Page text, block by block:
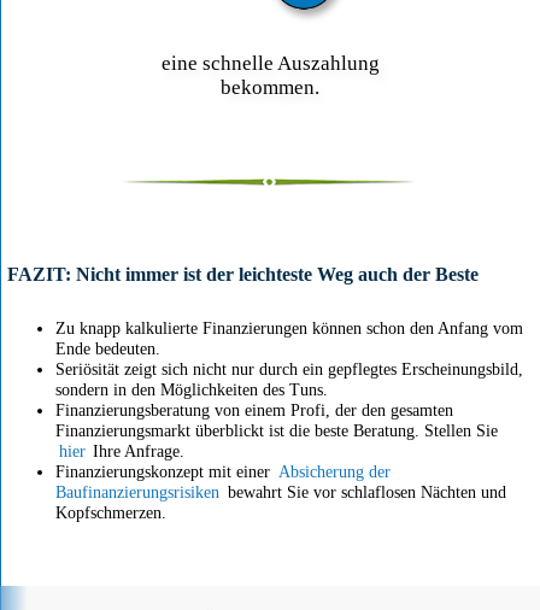
eine schnelle Auszahlung
bekommen.
FAZIT: Nicht immer ist der leichteste Weg auch der Beste
Zu knapp kalkulierte Finanzierungen können schon den Anfang vom
Ende bedeuten.
Seriösität zeigt sich nicht nur durch ein gepflegtes Erscheinungsbild,
sondern in den Möglichkeiten des Tuns.
Finanzierungsberatung von einem Profi, der den gesamten
Finanzierungsmarkt überblickt ist die beste Beratung. Stellen Sie
hier Ihre Anfrage.
Finanzierungskonzept mit einer Absicherung der
Baufinanzierungsrisiken bewahrt Sie vor schlaflosen Nächten und
Kopfschmerzen.